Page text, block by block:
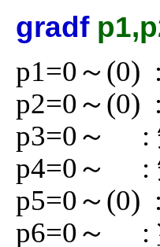
gradf
p1=0～(0)
p2=0～(0)
p3=0～
p4=0～
p5=0～(0)
p6=0～